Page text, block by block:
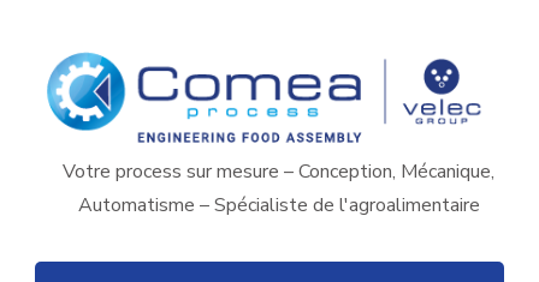
Votre process sur mesure – Conception, Mécanique,
Automatisme – Spécialiste de l'agroalimentaire